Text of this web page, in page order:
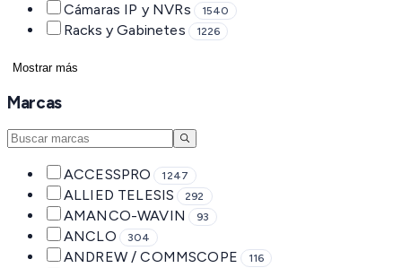
Cámaras IP y NVRs 1540
Racks y Gabinetes 1226
Mostrar más
Marcas
ACCESSPRO 1247
ALLIED TELESIS 292
AMANCO-WAVIN 93
ANCLO 304
ANDREW / COMMSCOPE 116